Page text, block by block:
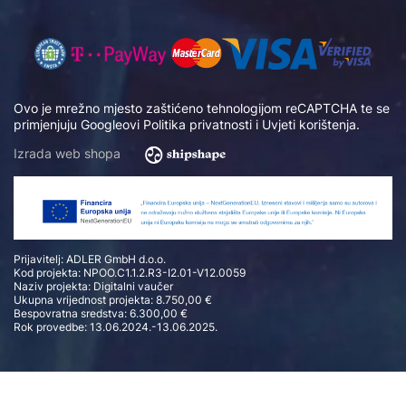
Ovo je mrežno mjesto zaštićeno tehnologijom reCAPTCHA te se
primjenjuju Googleovi Politika privatnosti i Uvjeti korištenja.
Izrada web shopa
Prijavitelj: ADLER GmbH d.o.o.
Kod projekta: NPOO.C1.1.2.R3-I2.01-V12.0059
Naziv projekta: Digitalni vaučer
Ukupna vrijednost projekta: 8.750,00 €
Bespovratna sredstva: 6.300,00 €
Rok provedbe: 13.06.2024.-13.06.2025.